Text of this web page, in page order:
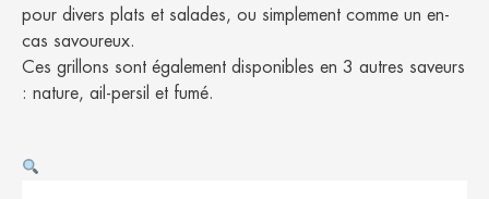
pour divers plats et salades, ou simplement comme un en-
cas savoureux.
Ces grillons sont également disponibles en 3 autres saveurs
: nature, ail-persil et fumé.